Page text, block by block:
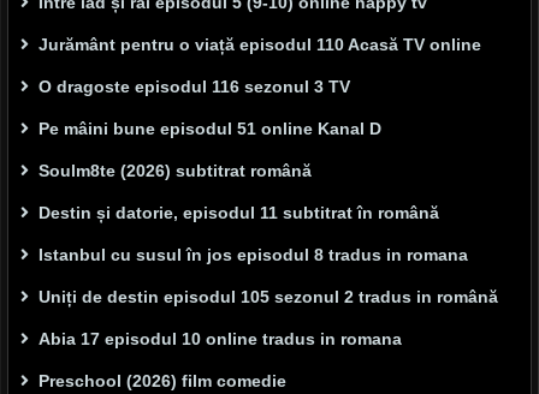
Jurământ pentru o viață episodul 110 Acasă TV online
O dragoste episodul 116 sezonul 3 TV
Pe mâini bune episodul 51 online Kanal D
Soulm8te (2026) subtitrat română
Destin și datorie, episodul 11 subtitrat în română
Istanbul cu susul în jos episodul 8 tradus in romana
Uniți de destin episodul 105 sezonul 2 tradus in română
Abia 17 episodul 10 online tradus in romana
Preschool (2026) film comedie